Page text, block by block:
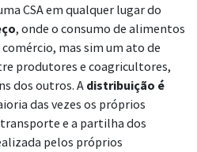
CSA em qualquer lugar do
, onde o consumo de alimentos
mas sim um ato de
produtores e coagricultores,
dos outros. A distribuição é
das vezes os próprios
e a partilha dos
pelos próprios